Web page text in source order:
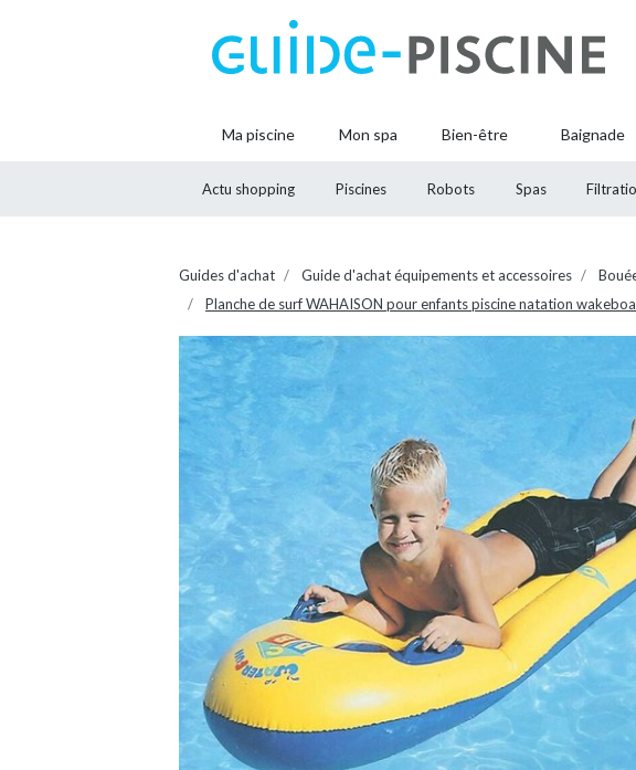
Ma piscine Mon spa Bien-être Baignade
Actu shopping Piscines Robots Spas
Guides d'achat Guide d'achat équipements et accessoires
Planche de surf WAHAISON pour enfants piscine natation